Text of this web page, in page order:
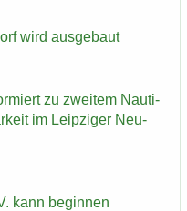
wird aus­ge­baut
zu zwei­tem Nau­ti­
im Leip­zi­ger Neu­
kann be­gin­nen